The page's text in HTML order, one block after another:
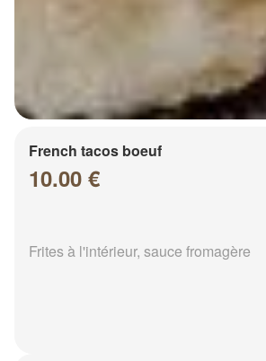
French tacos boeuf
10.00 €
Frites à l'intérieur, sauce fromagère